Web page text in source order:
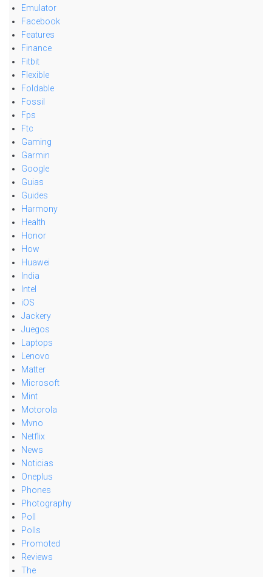
Emulator
Facebook
Features
Finance
Fitbit
Flexible
Foldable
Fossil
Fps
Ftc
Gaming
Garmin
Google
Guias
Guides
Harmony
Health
Honor
How
Huawei
India
Intel
iOS
Jackery
Juegos
Laptops
Lenovo
Matter
Microsoft
Mint
Motorola
Mvno
Netflix
News
Noticias
Oneplus
Phones
Photography
Poll
Polls
Promoted
Reviews
The